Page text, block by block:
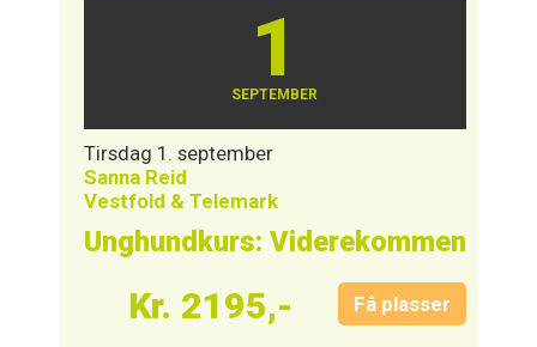
1
SEPTEMBER
Tirsdag 1. september
Sanna Reid
Vestfold & Telemark
Unghundkurs: Viderekommen
Kr. 2195,- Få plasser